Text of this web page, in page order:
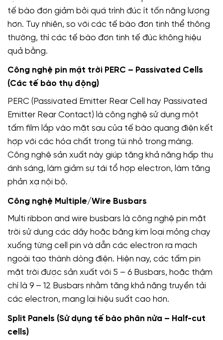
tế bào đơn giảm bởi quá trình đúc ít tốn năng lượng
hơn. Tuy nhiên, so với các tế bào đơn tinh thể thông
thường, thì các tế bào đơn tinh tế đúc không hiệu
quả bằng.
Công nghệ pin mặt trời PERC – Passivated Cells
(Các tế bào thụ động)
PERC (Passivated Emitter Rear Cell hay Passivated
Emitter Rear Contact) là công nghệ sử dụng một
tấm film lắp vào mặt sau của tế bào quang điện kết
hợp với các hóa chất trong túi nhỏ trong màng.
Công nghệ sản xuất này giúp tăng khả năng hấp thụ
ánh sáng, làm giảm sự tái tổ hợp electron, làm tăng
phản xạ nội bộ.
Công nghệ Multiple/Wire Busbars
Multi ribbon and wire busbars là công nghệ pin mặt
trời sử dụng các dây hoặc băng kim loại mỏng chạy
xuống từng cell pin và dẫn các electron ra mạch
ngoài tạo thành dòng điện. Hiện nay, các tấm pin
mặt trời được sản xuất với 5 – 6 Busbars, hoặc thậm
chí là 9 – 12 Busbars nhằm tăng khả năng truyền tải
các electron, mang lại hiệu suất cao hơn.
Split Panels (Sử dụng tế bào phân nửa – Half-cut
cells)